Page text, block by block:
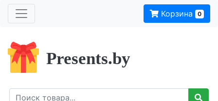
Корзина 0
Presents.by